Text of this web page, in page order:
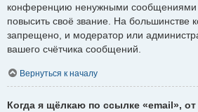
конференцию ненужными сообщениями
повысить своё звание. На большинстве
запрещено, и модератор или
вашего счётчика сообщений.
Вернуться к началу
Когда я щёлкаю по ссылке «email»,